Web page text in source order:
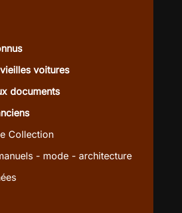
voitures
documents
Collection
- mode - architecture